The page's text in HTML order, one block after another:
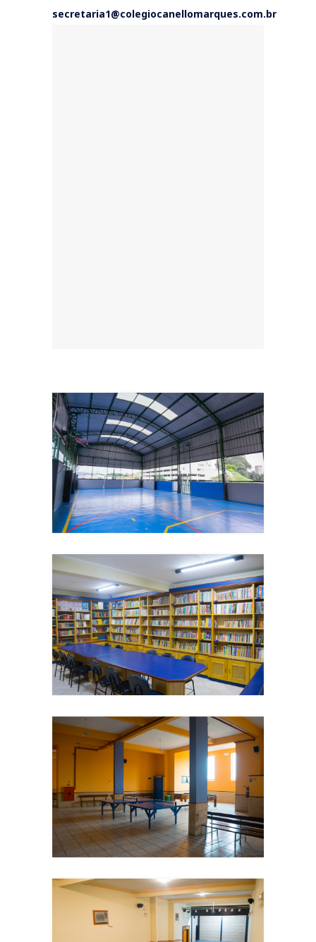
secretaria1@colegiocanellomarques.com.br